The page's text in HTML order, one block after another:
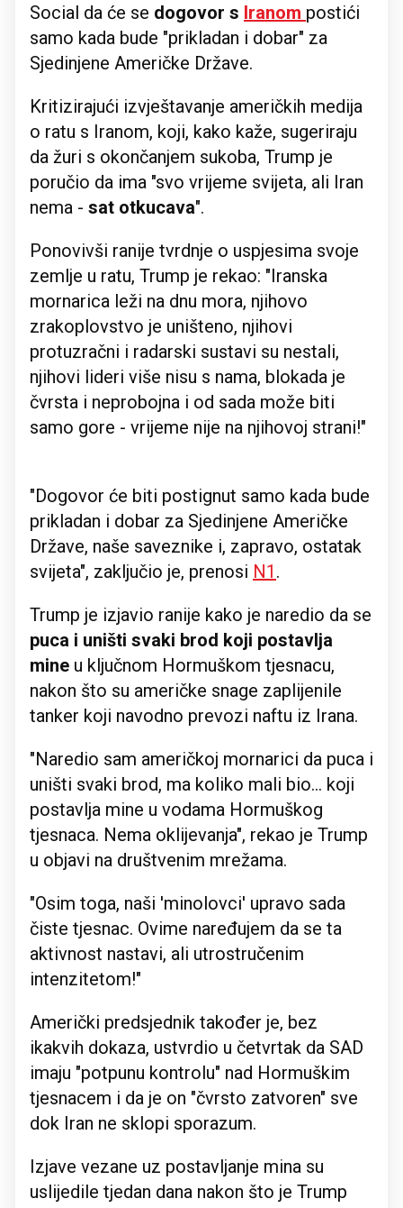
Social da će se dogovor s Iranom postići
samo kada bude "prikladan i dobar" za
Sjedinjene Američke Države.
Kritizirajući izvještavanje američkih medija
o ratu s Iranom, koji, kako kaže, sugeriraju
da žuri s okončanjem sukoba, Trump je
poručio da ima "svo vrijeme svijeta, ali Iran
nema - sat otkucava".
Ponovivši ranije tvrdnje o uspjesima svoje
zemlje u ratu, Trump je rekao: "Iranska
mornarica leži na dnu mora, njihovo
zrakoplovstvo je uništeno, njihovi
protuzračni i radarski sustavi su nestali,
njihovi lideri više nisu s nama, blokada je
čvrsta i neprobojna i od sada može biti
samo gore - vrijeme nije na njihovoj strani!"
"Dogovor će biti postignut samo kada bude
prikladan i dobar za Sjedinjene Američke
Države, naše saveznike i, zapravo, ostatak
svijeta", zaključio je, prenosi N1 .
Trump je izjavio ranije kako je naredio da se
puca i uništi svaki brod koji postavlja
mine u ključnom Hormuškom tjesnacu,
nakon što su američke snage zaplijenile
tanker koji navodno prevozi naftu iz Irana.
"Naredio sam američkoj mornarici da puca i
uništi svaki brod, ma koliko mali bio... koji
postavlja mine u vodama Hormuškog
tjesnaca. Nema oklijevanja", rekao je Trump
u objavi na društvenim mrežama.
"Osim toga, naši 'minolovci' upravo sada
čiste tjesnac. Ovime naređujem da se ta
aktivnost nastavi, ali utrostručenim
intenzitetom!"
Američki predsjednik također je, bez
ikakvih dokaza, ustvrdio u četvrtak da SAD
imaju "potpunu kontrolu" nad Hormuškim
tjesnacem i da je on "čvrsto zatvoren" sve
dok Iran ne sklopi sporazum.
Izjave vezane uz postavljanje mina su
uslijedile tjedan dana nakon što je Trump